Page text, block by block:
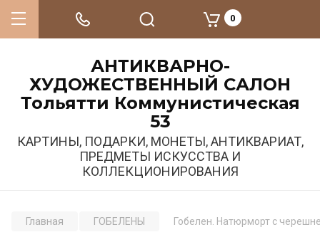
АНТИКВАРНО-
ХУДОЖЕСТВЕННЫЙ САЛОН
Тольятти Коммунистическая
53
КАРТИНЫ, ПОДАРКИ, МОНЕТЫ, АНТИКВАРИАТ,
ПРЕДМЕТЫ ИСКУССТВА И
КОЛЛЕКЦИОНИРОВАНИЯ
0
Главная ГОБЕЛЕНЫ Гобелен. Натюрморт с